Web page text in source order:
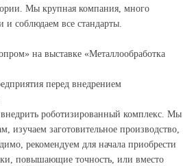
Мы крупная компания, много
и соблюдаем все стандарты.
на выставке «Металлообработка
перед внедрением
роботизированный комплекс. Мы
изучаем заготовительное производство,
рекомендуем для начала приобрести
повышающие точность, или вместо